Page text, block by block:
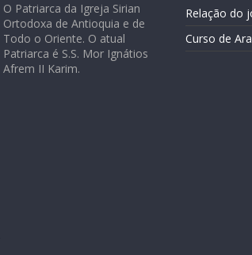
O Patriarca da Igreja Sirian
Ortodoxa de Antioquia e de
Todo o Oriente. O atual
Patriarca é S.S. Mor Ignátios
Afrem II Karim.
Relação do
Curso de